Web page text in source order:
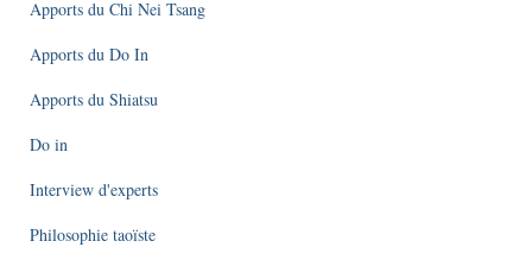
Apports du Chi Nei Tsang
Apports du Do In
Apports du Shiatsu
Do in
Interview d'experts
Philosophie taoïste